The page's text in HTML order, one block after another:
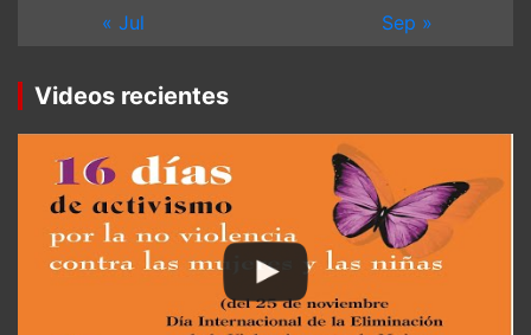
« Jul
Sep »
Videos recientes